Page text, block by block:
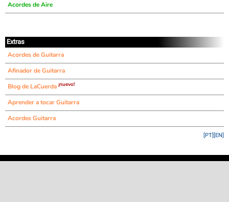
Acordes de Aire
Extras
Acordes de Guitarra
Afinador de Guitarra
Blog de LaCuerda ¡nuevo!
Aprender a tocar Guitarra
Acordes Guitarra
[EN]
[PT]